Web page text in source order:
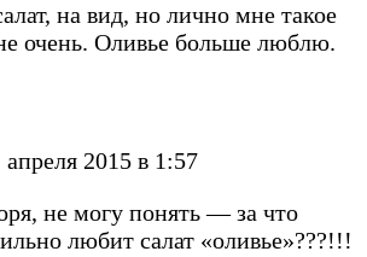
на вид, но лично мне такое
очень. Оливье больше люблю.
апреля 2015 в 1:57
не могу понять — за что
любит салат «оливье»???!!!